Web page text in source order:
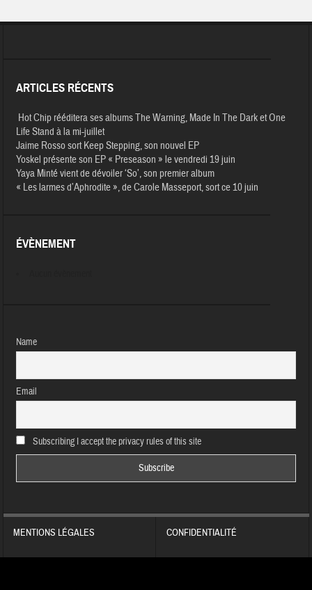
ARTICLES RÉCENTS
Hot Chip rééditera ses albums The Warning, Made In The Dark et One
Life Stand à la mi-juillet
Jaime Rosso sort Keep Stepping, son nouvel EP
Yoskel présente son EP « Preseason » le vendredi 19 juin
Yaya Minté vient de dévoiler ‘So’, son premier album
« Les larmes d’Aphrodite », de Carole Masseport, sort ce 10 juin
ÉVÈNEMENT
Name
Email
Subscribing I accept the privacy rules of this site
MENTIONS LÉGALES CONFIDENTIALITÉ